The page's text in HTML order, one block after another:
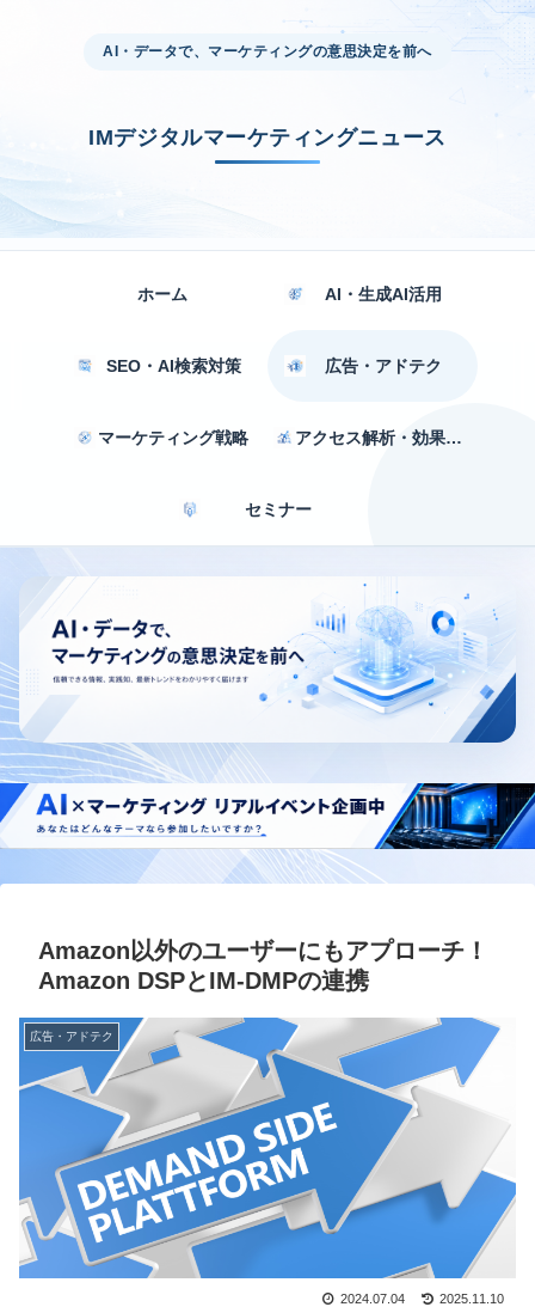
AI・データで、マーケティングの意思決定を前へ
IMデジタルマーケティングニュース
ホーム AI・生成AI活用
SEO・AI検索対策 広告・アドテク
マーケティング戦略 アクセス解析・効果測定
セミナー
Amazon以外のユーザーにもアプローチ！
Amazon DSPとIM-DMPの連携
広告・アドテク
2024.07.04 2025.11.10